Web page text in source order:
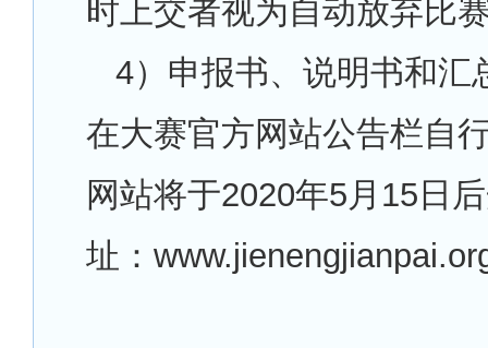
时上交者视为自动放弃比
4）申报书、说明书和汇
在大赛官方网站公告栏自
网站将于2020年5月15日
址：